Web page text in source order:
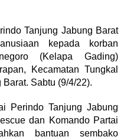
Tanjung Jabung Barat
kepada korban
(Kelapa Gading)
Kecamatan Tungkal
Barat. Sabtu (9/4/22).
Perindo Tanjung Jabung
dan Komando Partai
bantuan sembako